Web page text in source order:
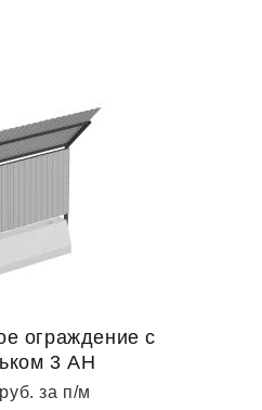
ограждение с
3 АН
руб. за п/м